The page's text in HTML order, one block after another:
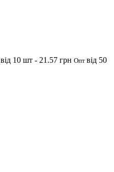
від 10 шт - 21.57 грн Опт від 50